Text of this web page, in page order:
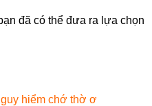
đã có thể đưa ra lựa chọn
hiểm chớ thờ ơ